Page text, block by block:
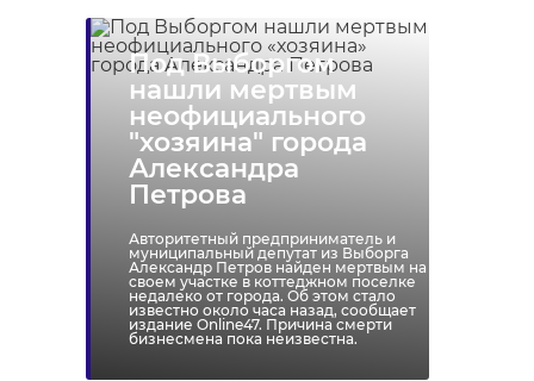
​​​​​​​Под Выборгом
нашли мертвым
неофициального
"хозяина" города
Александра
Петрова
Авторитетный предприниматель и
муниципальный депутат из Выборга
Александр Петров найден мертвым на
своем участке в коттеджном поселке
недалеко от города. Об этом стало
известно около часа назад, сообщает
издание Online47. Причина смерти
бизнесмена пока неизвестна.